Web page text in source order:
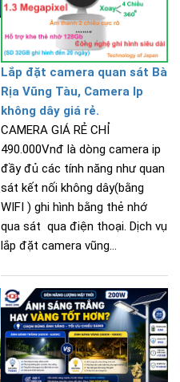
Lắp đặt camera quan sát Bà
Rịa Vũng Tàu, Camera Ip
không dây giá rẻ.
CAMERA GIÁ RẺ CHỈ
490.000Vnđ là dòng camera ip
đầy đủ các tính năng như quan
sát kết nối không dây(bằng
WIFI ) ghi hình bằng thẻ nhớ
qua sát qua điện thoại. Dịch vụ
lắp đặt camera vũng...